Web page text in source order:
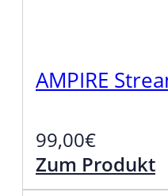
AMPIRE
99,00€
Zum Produkt